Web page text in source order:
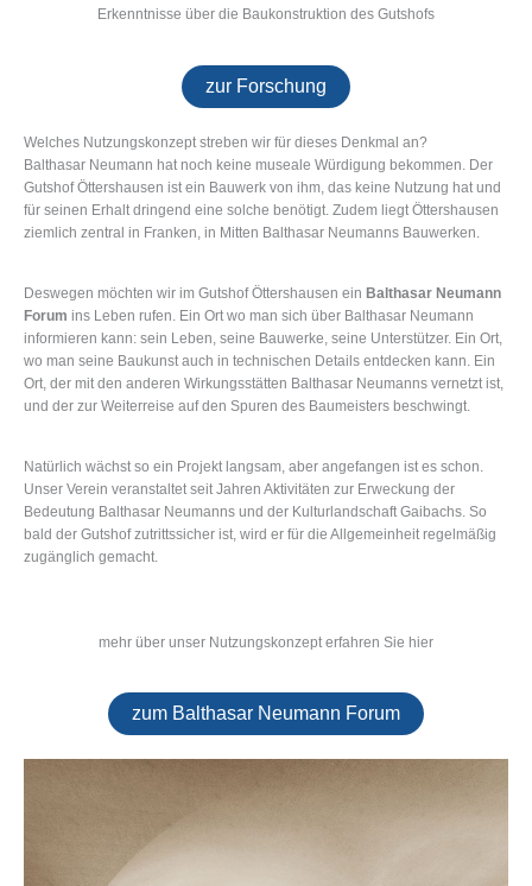
Erkenntnisse über die Baukonstruktion des Gutshofs
zur Forschung
Welches Nutzungskonzept streben wir für dieses Denkmal an?
Balthasar Neumann hat noch keine museale Würdigung bekommen. Der
Gutshof Öttershausen ist ein Bauwerk von ihm, das keine Nutzung hat und
für seinen Erhalt dringend eine solche benötigt. Zudem liegt Öttershausen
ziemlich zentral in Franken, in Mitten Balthasar Neumanns Bauwerken.
Deswegen möchten wir im Gutshof Öttershausen ein Balthasar Neumann
Forum ins Leben rufen. Ein Ort wo man sich über Balthasar Neumann
informieren kann: sein Leben, seine Bauwerke, seine Unterstützer. Ein Ort,
wo man seine Baukunst auch in technischen Details entdecken kann. Ein
Ort, der mit den anderen Wirkungsstätten Balthasar Neumanns vernetzt ist,
und der zur Weiterreise auf den Spuren des Baumeisters beschwingt.
Natürlich wächst so ein Projekt langsam, aber angefangen ist es schon.
Unser Verein veranstaltet seit Jahren Aktivitäten zur Erweckung der
Bedeutung Balthasar Neumanns und der Kulturlandschaft Gaibachs. So
bald der Gutshof zutrittssicher ist, wird er für die Allgemeinheit regelmäßig
zugänglich gemacht.
mehr über unser Nutzungskonzept erfahren Sie hier
zum Balthasar Neumann Forum